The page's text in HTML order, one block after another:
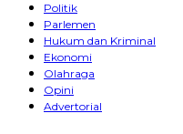
Politik
Parlemen
Hukum dan Kriminal
Ekonomi
Olahraga
Opini
Advertorial